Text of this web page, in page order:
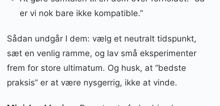
er vi nok bare ikke kompatible.”
Sådan undgår I dem: vælg et neutralt tidspunkt,
sæt en venlig ramme, og lav små eksperimenter
frem for store ultimatum. Og husk, at “bedste
praksis” er at være nysgerrig, ikke at vinde.